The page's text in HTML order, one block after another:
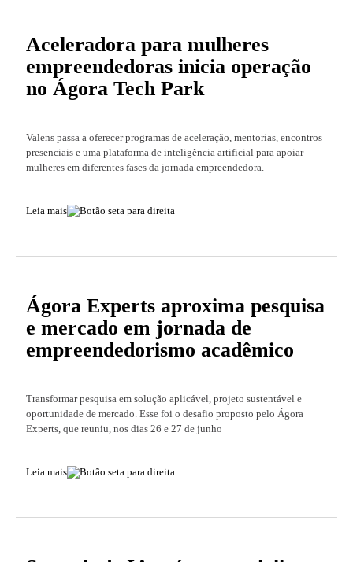
Aceleradora para mulheres
empreendedoras inicia operação
no Ágora Tech Park
Valens passa a oferecer programas de aceleração, mentorias, encontros
presenciais e uma plataforma de inteligência artificial para apoiar
mulheres em diferentes fases da jornada empreendedora.
Leia mais
Ágora Experts aproxima pesquisa
e mercado em jornada de
empreendedorismo acadêmico
Transformar pesquisa em solução aplicável, projeto sustentável e
oportunidade de mercado. Esse foi o desafio proposto pelo Ágora
Experts, que reuniu, nos dias 26 e 27 de junho
Leia mais